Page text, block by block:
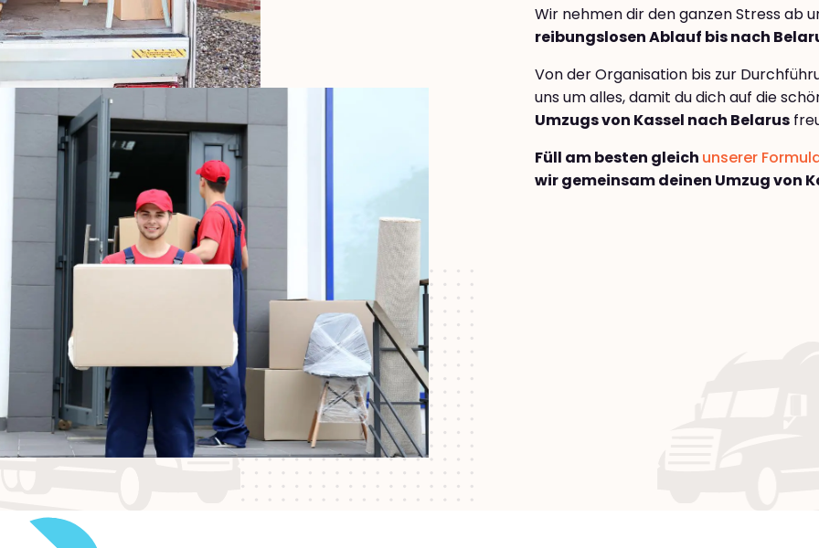
Wir nehmen dir den ganzen Stress ab
reibungslosen Ablauf bis nach
Von der Organisation bis zur
uns um alles, damit du dich auf die
Umzugs von Kassel nach Belarus
Füll am besten gleich unserer
wir gemeinsam deinen Umzug von